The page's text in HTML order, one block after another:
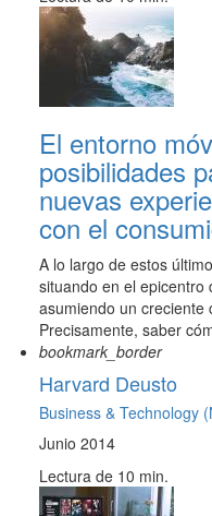
El entorno
posibilidades
nuevas
con el
A lo largo de estos
situando en el epicentro
asumiendo un creciente
Precisamente, saber
bookmark_border
Harvard Deusto
Business & Technology
Junio 2014
Lectura de 10 min.